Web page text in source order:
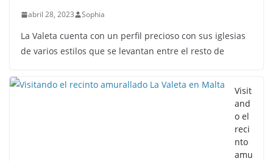
abril 28, 2023 Sophia
La Valeta cuenta con un perfil precioso con sus iglesias
de varios estilos que se levantan entre el resto de
Visit
and
o el
reci
nto
amu